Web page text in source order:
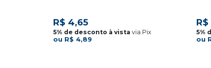
R$ 4,89
R$ 4,65
via Pix